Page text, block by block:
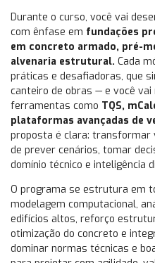
Durante o curso, você vai
com ênfase em fundações
em concreto armado, pré-
alvenaria estrutural. Cada
práticas e desafiadoras, que
canteiro de obras — e você
ferramentas como TQS,
plataformas avançadas de
proposta é clara: transformar
de prever cenários, tomar
domínio técnico e inteligência
O programa se estrutura em
modelagem computacional,
edifícios altos, reforço
otimização do concreto e
dominar normas técnicas e